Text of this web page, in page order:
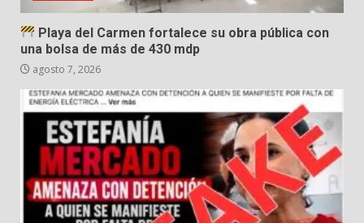
Playa del Carmen fortalece su obra pública con
una bolsa de más de 430 mdp
agosto 7, 2026